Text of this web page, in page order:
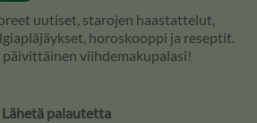
uutiset, starojen haastattelut,
horoskooppi ja reseptit.
päivittäinen viihdemakupalasi!
Lähetä palautetta